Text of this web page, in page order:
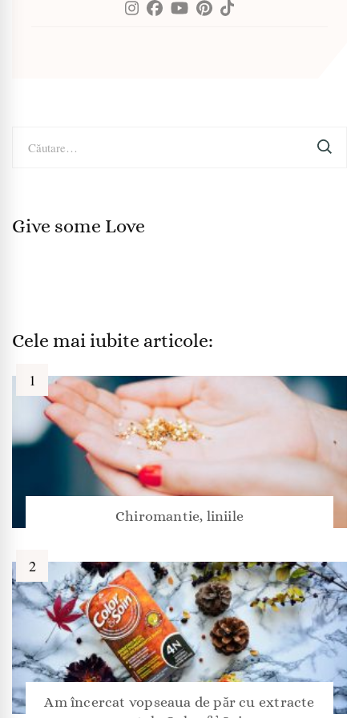
după:
Give some Love
Cele mai iubite articole:
Chiromantie, liniile
Am încercat vopseaua de păr cu extracte